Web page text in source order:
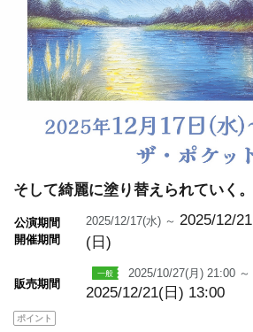
そして綺麗に塗り替えられていく。
公演期間
開催期間
2025/12/17(水) ～ 2025/12/21
(日)
販売期間
2025/10/27(月) 21:00 ～
2025/12/21(日) 13:00
ポイント